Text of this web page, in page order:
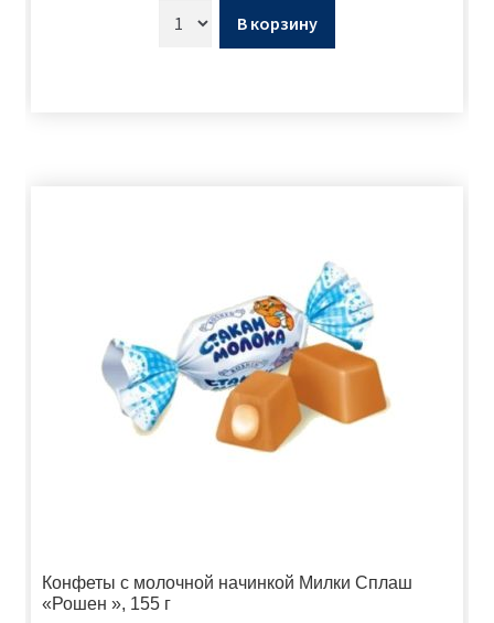
В корзину
Конфеты с молочной начинкой Милки Сплаш
«Рошен », 155 г